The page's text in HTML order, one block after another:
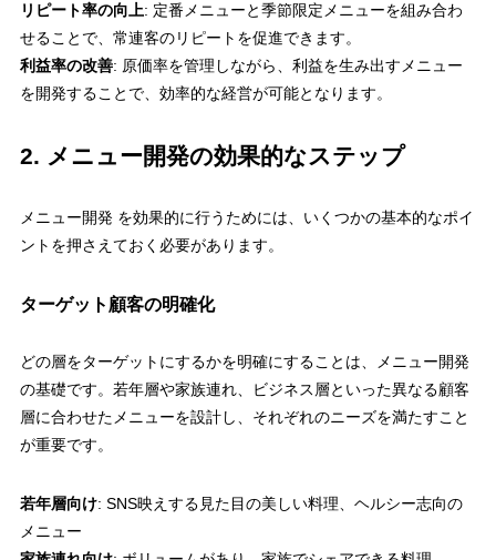
リピート率の向上: 定番メニューと季節限定メニューを組み合わ
せることで、常連客のリピートを促進できます。
利益率の改善: 原価率を管理しながら、利益を生み出すメニュー
を開発することで、効率的な経営が可能となります。
2. メニュー開発の効果的なステップ
メニュー開発 を効果的に行うためには、いくつかの基本的なポイ
ントを押さえておく必要があります。
ターゲット顧客の明確化
どの層をターゲットにするかを明確にすることは、メニュー開発
の基礎です。若年層や家族連れ、ビジネス層といった異なる顧客
層に合わせたメニューを設計し、それぞれのニーズを満たすこと
が重要です。
若年層向け: SNS映えする見た目の美しい料理、ヘルシー志向の
メニュー